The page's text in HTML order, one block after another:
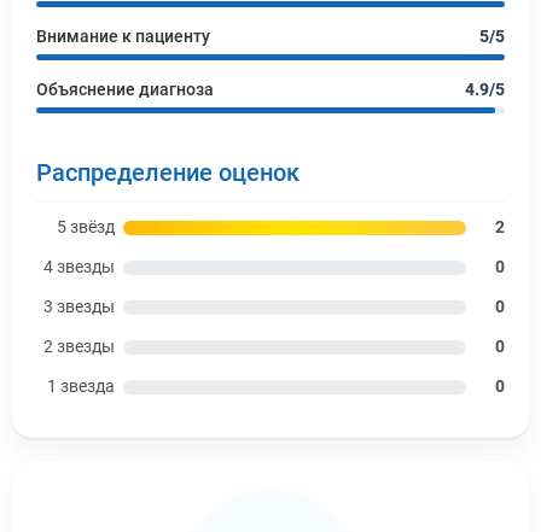
Внимание к пациенту 5/5
Объяснение диагноза 4.9/5
Распределение оценок
5 звёзд 2
4 звезды 0
3 звезды 0
2 звезды 0
1 звезда 0